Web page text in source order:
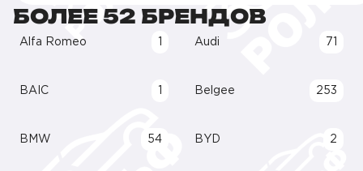
БОЛЕЕ 52 БРЕНДОВ
Alfa Romeo Audi 71
BAIC Belgee 253
BMW 54 BYD 2